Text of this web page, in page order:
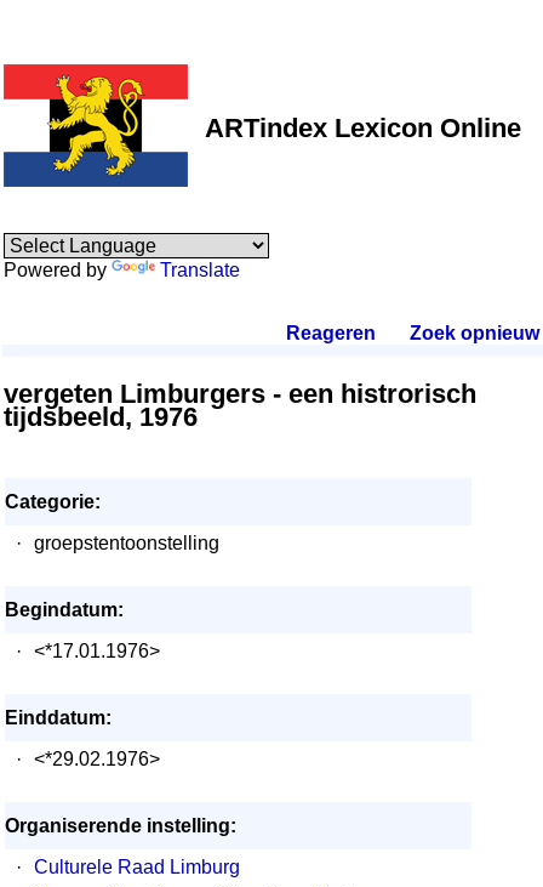
ARTindex Lexicon Online
Powered by Translate
Reageren Zoek opnieuw.
vergeten Limburgers - een histrorisch
tijdsbeeld, 1976
Categorie:
·
groepstentoonstelling
Begindatum:
·
<*17.01.1976>
Einddatum:
·
<*29.02.1976>
Organiserende instelling:
·
Culturele Raad Limburg